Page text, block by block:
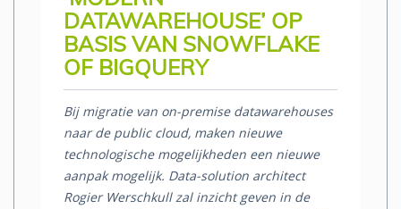
DATAWAREHOUSE’ OP
BASIS VAN SNOWFLAKE
OF BIGQUERY
Bij migratie van on-premise datawarehouses
naar de public cloud, maken nieuwe
technologische mogelijkheden een nieuwe
aanpak mogelijk. Data-solution architect
Rogier Werschkull zal inzicht geven in de